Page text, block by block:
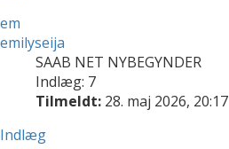
em
emilyseija
SAAB NET NYBEGYNDER
Indlæg: 7
Tilmeldt: 28. maj 2026, 20:17
Indlæg